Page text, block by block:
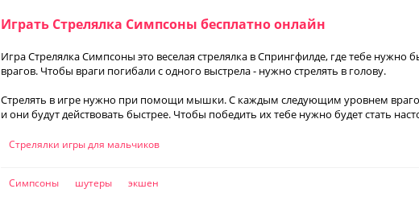
Играть Стрелялка Симпсоны бесплатно онлайн
Игра Стрелялка Симпсоны это веселая стрелялка в Спрингфилде, где тебе нужно
врагов. Чтобы враги погибали с одного выстрела - нужно стрелять в голову.
Стрелять в игре нужно при помощи мышки. С каждым следующим уровнем
и они будут действовать быстрее. Чтобы победить их тебе нужно будет стать
Стрелялки игры для мальчиков
Симпсоны шутеры экшен